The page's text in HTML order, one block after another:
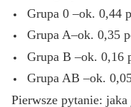
Grupa 0 –ok. 0,44
Grupa A–ok. 0,35
Grupa B –ok. 0,16
Grupa AB –ok.
Pierwsze pytanie: